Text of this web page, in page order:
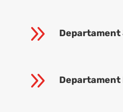
9
9 Departament